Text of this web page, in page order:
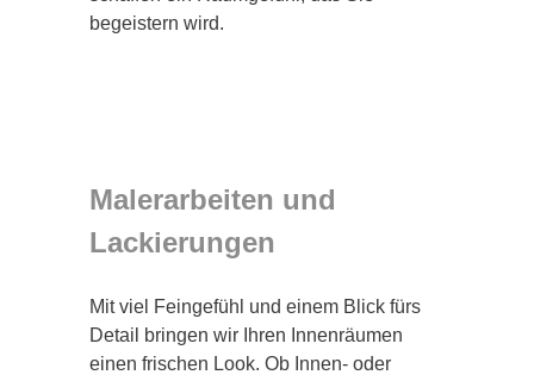
begeistern wird.
Malerarbeiten und
Lackierungen
Mit viel Feingefühl und einem Blick fürs
Detail bringen wir Ihren Innenräumen
einen frischen Look. Ob Innen- oder